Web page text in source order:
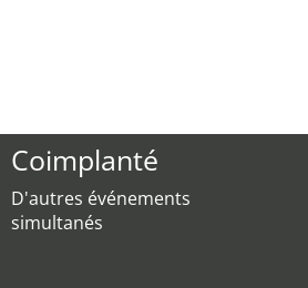
Coimplanté
D'autres événements
simultanés